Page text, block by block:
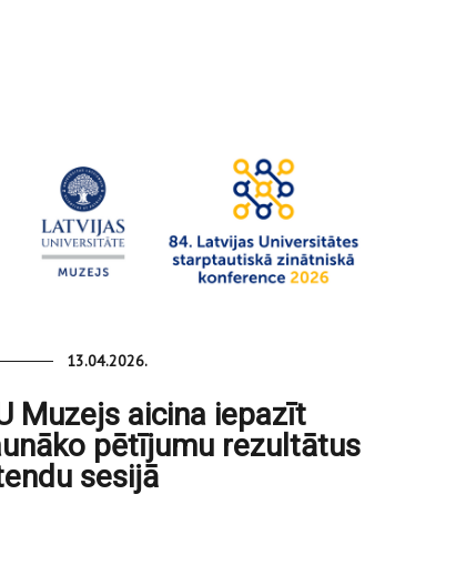
13.04.2026.
Muzejs aicina iepazīt
pētījumu rezultātus
sesijā